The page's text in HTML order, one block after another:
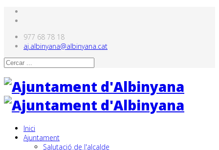
977 68 78 18
aj.albinyana@albinyana.cat
Inici
Ajuntament
Salutació de l'alcalde